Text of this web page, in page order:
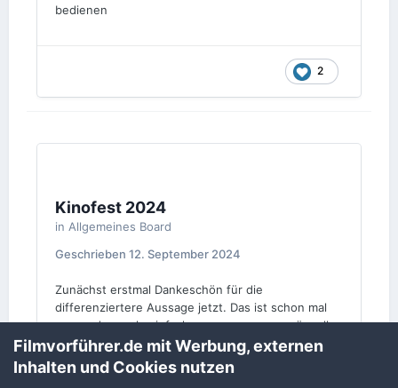
bedienen
2
Kinofest 2024
in Allgemeines Board
Geschrieben 12. September 2024
Zunächst erstmal Dankeschön für die
differenziertere Aussage jetzt. Das ist schon mal
was anderes als einfach nur zu sagen es wäre alles
Bockmist. Dagegen wehre ich mich, weil neben
bezahlten Kräften, das Kinofest vor allem auch von
vielen Ehrenamtlern aus der Branche auf die Beine
Filmvorführer.de mit Werbung, externen
Inhalten und Cookies nutzen